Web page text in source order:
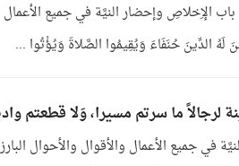
الله الرحمن الرحيم 1- باب الإِخلاصِ وإحضار النيَّة في
لَهُ الدِّينَ حُنَفَاءَ وَيُقِيمُوا الصَّلاةَ وَيُؤْتُوا ...